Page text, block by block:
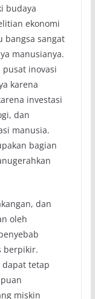
budaya
ekonomi
bangsa sangat
manusianya.
inovasi
karena
investasi
dan
manusia.
bagian
dan
oleh
berpikir.
dapat tetap
miskin